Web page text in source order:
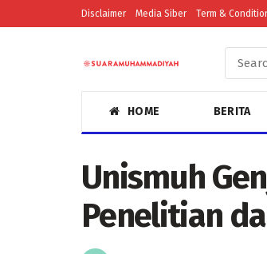
Disclaimer Media Siber Term &
HOME BERITA
Unismuh
Penelitian